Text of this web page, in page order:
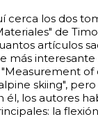
cerca los dos
de
artículos
más interesante
of
skiing",
él, los autores
la